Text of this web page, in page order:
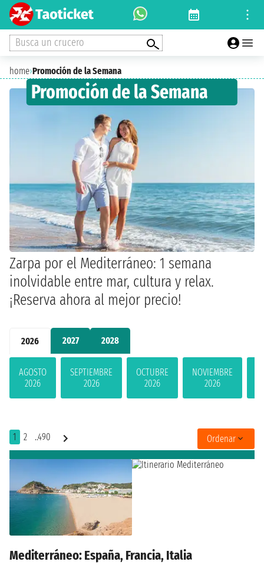
Busca un crucero
home›Promoción de la Semana
Promoción de la Semana
Zarpa por el Mediterráneo: 1 semana
inolvidable entre mar, cultura y relax.
¡Reserva ahora al mejor precio!
2026 2027 2028
AGOSTO
2026
SEPTIEMBRE
2026
OCTUBRE
2026
NOVIEMBRE
2026
1 2 ..490 Ordenar
Mediterráneo: España, Francia, Italia